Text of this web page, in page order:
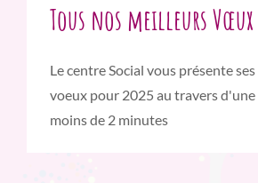
Tous nos meilleurs
Le centre Social vous présente
voeux pour 2025 au travers
moins de 2 minutes